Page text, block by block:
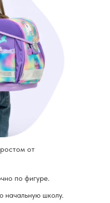
от
по фигуре.
школу.